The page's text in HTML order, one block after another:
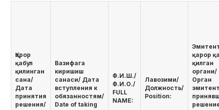
Қарор
қабул
қилинган
сана/
Дата
принятия
решения/
Вазифага
киришиш
санаси/ Дата
вступления к
обязанностям/
Date of taking
Ф.И.Ш./
Ф.И.О./
FULL
NAME:
Лавозими/
Должность/
Position:
қарор
қилган
органи/
Орган